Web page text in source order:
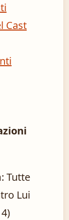
Cast
Tutte
Lui